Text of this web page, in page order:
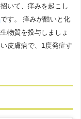
いて、痒みを起こし
です。 痒みが酷いと化
物質を投与しましょ
皮膚病で、1度発症す